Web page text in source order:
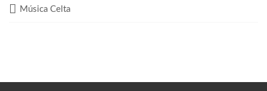
Música Celta